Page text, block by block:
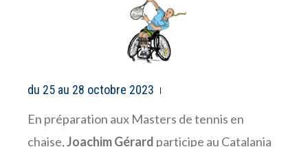
du 25 au 28 octobre 2023
En préparation aux Masters de tennis en
chaise,Joachim Gérard participe au Catalania